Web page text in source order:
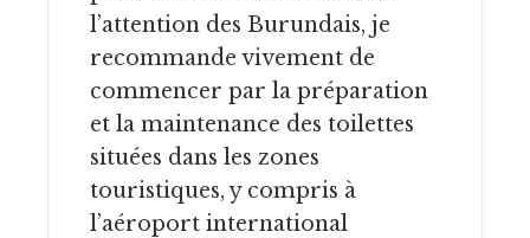
l’attention des Burundais, je
recommande vivement de
commencer par la préparation
et la maintenance des toilettes
situées dans les zones
touristiques, y compris à
l’aéroport international